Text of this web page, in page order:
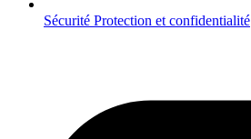
Sécurité Protection et confidentialité